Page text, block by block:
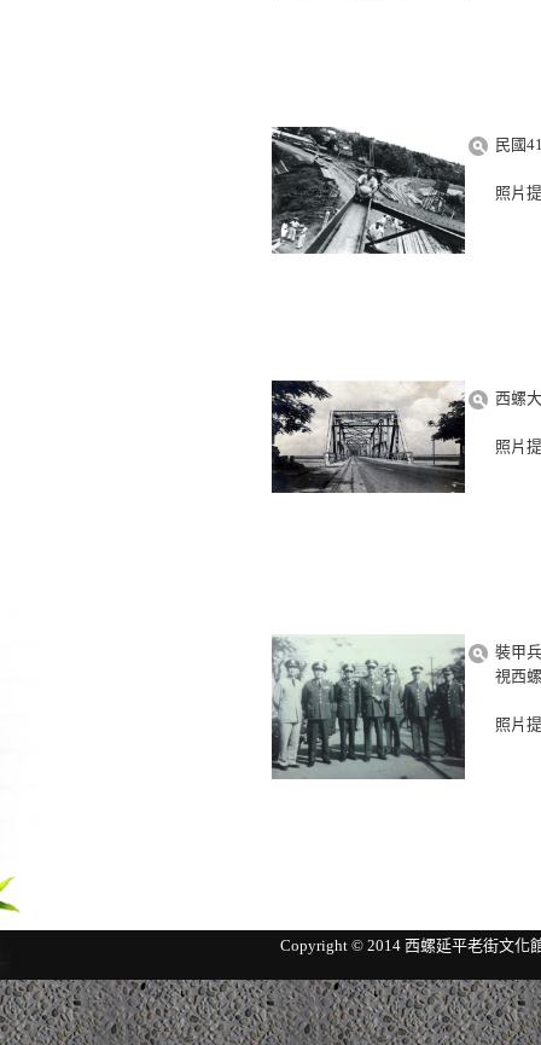
民國
照片
西螺
照片
裝甲
視西
照片
Copyright © 2014 西螺延平老街文化